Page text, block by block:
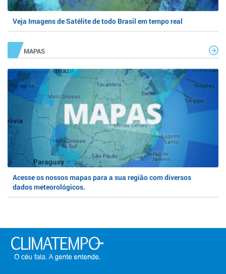
Veja Imagens de Satélite de todo Brasil em tempo real
MAPAS
Acesse os nossos mapas para a sua região com diversos
dados meteorológicos.